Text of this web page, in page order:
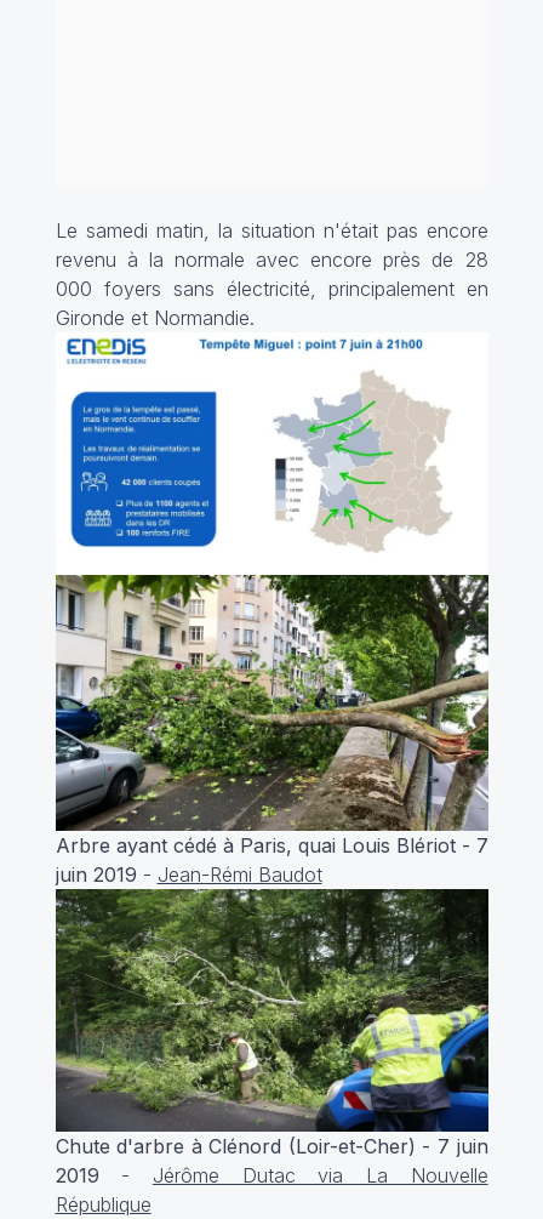
Le samedi matin, la situation n'était pas encore
revenu à la normale avec encore près de 28
000 foyers sans électricité, principalement en
Gironde et Normandie.
Arbre ayant cédé à Paris, quai Louis Blériot - 7
juin 2019 - Jean-Rémi Baudot
Chute d'arbre à Clénord (Loir-et-Cher) - 7 juin
2019 - Jérôme Dutac via La Nouvelle
République